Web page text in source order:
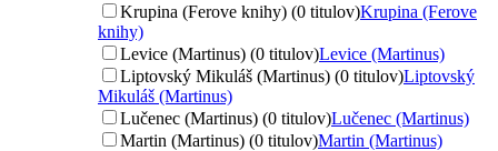
Krupina (Ferove knihy) (0 titulov)Krupina (Ferove
knihy)
Levice (Martinus) (0 titulov)Levice (Martinus)
Liptovský Mikuláš (Martinus) (0 titulov)Liptovský
Mikuláš (Martinus)
Lučenec (Martinus) (0 titulov)Lučenec (Martinus)
Martin (Martinus) (0 titulov)Martin (Martinus)